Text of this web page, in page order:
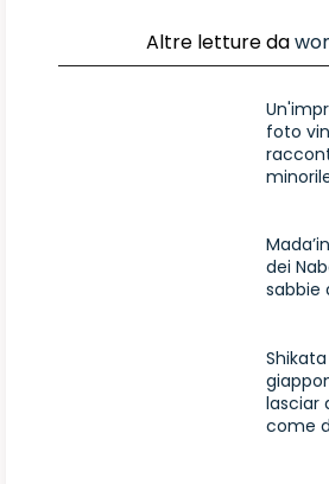
Altre letture da
foto
dei
sabbie
lasciar
come